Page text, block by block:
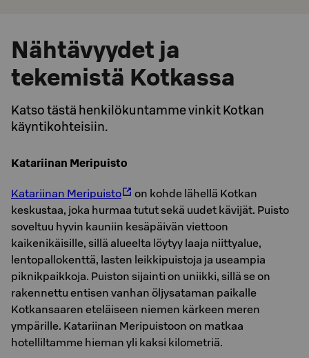
Nähtävyydet ja
tekemistä Kotkassa
Katso tästä henkilökuntamme vinkit Kotkan
käyntikohteisiin.
Katariinan Meripuisto
Katariinan Meripuisto
on kohde lähellä Kotkan
keskustaa, joka hurmaa tutut sekä uudet kävijät. Puisto
soveltuu hyvin kauniin kesäpäivän viettoon
kaikenikäisille, sillä alueelta löytyy laaja niittyalue,
lentopallokenttä, lasten leikkipuistoja ja useampia
piknikpaikkoja. Puiston sijainti on uniikki, sillä se on
rakennettu entisen vanhan öljysataman paikalle
Kotkansaaren eteläiseen niemen kärkeen meren
ympärille. Katariinan Meripuistoon on matkaa
hotelliltamme hieman yli kaksi kilometriä.